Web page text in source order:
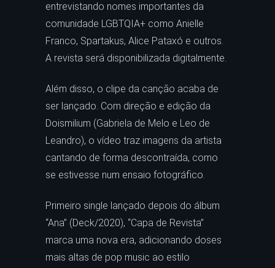
entrevistando nomes importantes da
comunidade LGBTQIA+ como Anielle
Franco, Spartakus, Alice Pataxó e outros.
A revista será disponibilizada digitalmente.
Além disso, o clipe da canção acaba de
ser lançado. Com direção e edição da
Doismilium (Gabriela de Melo e Leo de
Leandro), o vídeo traz imagens da artista
cantando de forma descontraída, como
se estivesse num ensaio fotográfico.
Primeiro single lançado depois do álbum
“Ana” (Deck/2020), “Capa de Revista”
marca uma nova era, adicionando doses
mais altas de pop music ao estilo